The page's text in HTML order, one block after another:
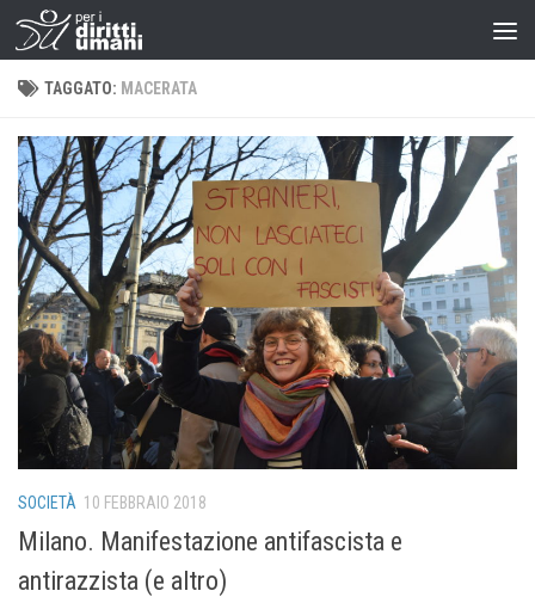
TAGGATO: MACERATA
SOCIETÀ 10 FEBBRAIO 2018
Milano. Manifestazione antifascista e
antirazzista (e altro)